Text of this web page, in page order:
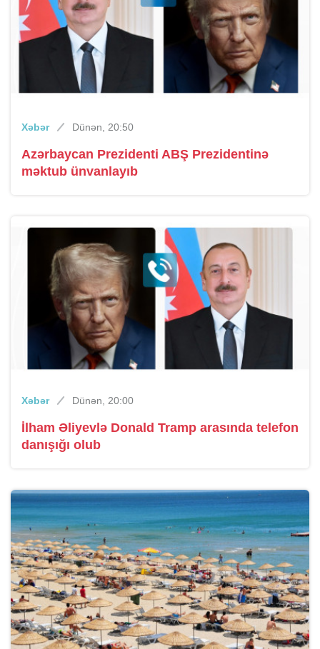
Xəbər Dünən, 20:50
Azərbaycan Prezidenti ABŞ Prezidentinə
məktub ünvanlayıb
Xəbər Dünən, 20:00
İlham Əliyevlə Donald Tramp arasında telefon
danışığı olub